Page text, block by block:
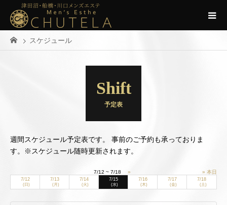
スケジュール
Shift
予定表
週間スケジュール予定表です。 事前のご予約も承っておりま
す。※スケジュール随時更新されます。
7/12 ~ 7/18 » » 本日
7/12
(日)
7/13
(月)
7/14
(火)
7/15
(水)
7/16
(木)
7/17
(金)
7/18
(土)